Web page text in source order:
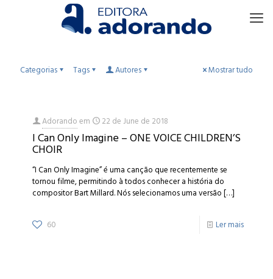
Categorias Tags Autores Mostrar tudo
Adorandoem 22 de June de 2018
I Can Only Imagine – ONE VOICE CHILDREN’S
CHOIR
“I Can Only Imagine” é uma canção que recentemente se
tornou filme, permitindo à todos conhecer a história do
compositor Bart Millard. Nós selecionamos uma versão[…]
60 Ler mais